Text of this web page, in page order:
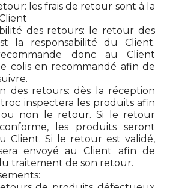
les frais de retour sont à la
des retours: le retour des
la responsabilité du Client.
donc au Client
colis en recommandé afin de
des retours: dès la réception
inspectera les produits afin
non le retour. Si le retour
les produits seront
Client. Si le retour est validé,
envoyé au Client afin de
traitement de son retour.